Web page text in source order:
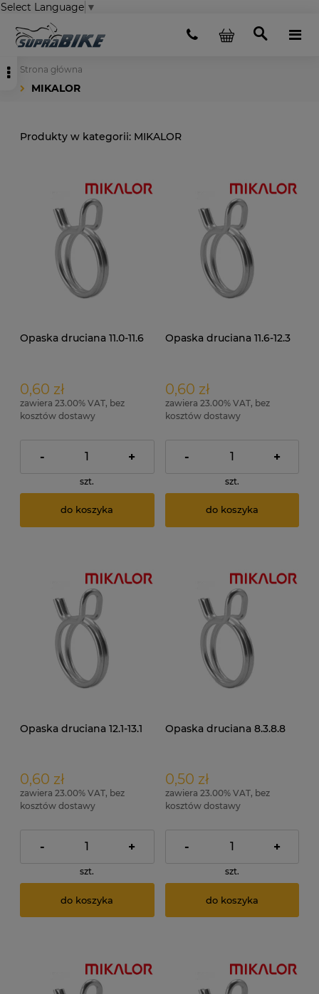
Select Language ▼
Strona główna
MIKALOR
MIKALOR
Opaska druciana 11.0-11.6
0,60 zł
zawiera 23.00% VAT, bez
kosztów dostawy
- +
szt.
do koszyka
Opaska druciana 11.6-12.3
0,60 zł
zawiera 23.00% VAT, bez
kosztów dostawy
- +
szt.
do koszyka
Opaska druciana 12.1-13.1
0,60 zł
zawiera 23.00% VAT, bez
kosztów dostawy
- +
szt.
do koszyka
Opaska druciana 8.3.8.8
0,50 zł
zawiera 23.00% VAT, bez
kosztów dostawy
- +
szt.
do koszyka